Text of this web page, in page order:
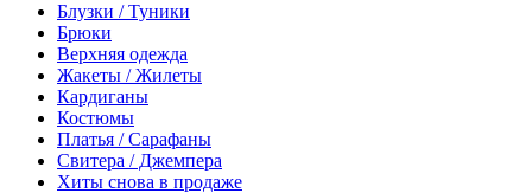
Блузки / Туники
Брюки
Верхняя одежда
Жакеты / Жилеты
Кардиганы
Костюмы
Платья / Сарафаны
Свитера / Джемпера
Хиты снова в продаже